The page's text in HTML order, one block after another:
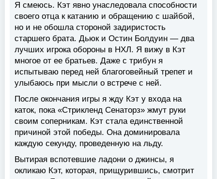
Я смеюсь. Кэт явно унаследовала способности
своего отца к катанию и обращению с шайбой,
но и не обошла стороной задиристость
старшего брата. Дьюк и Остин Болдуин — два
лучших игрока обороны в НХЛ. Я вижу в Кэт
многое от ее братьев. Даже с трибун я
испытываю перед ней благоговейный трепет и
улыбаюсь при мысли о встрече с ней.
После окончания игры я жду Кэт у входа на
каток, пока «Стрикленд Сенаторз» жмут руки
своим соперникам. Кэт стала единственной
причиной этой победы. Она доминировала
каждую секунду, проведенную на льду.
Вытирая вспотевшие ладони о джинсы, я
окликаю Кэт, которая, прищурившись, смотрит